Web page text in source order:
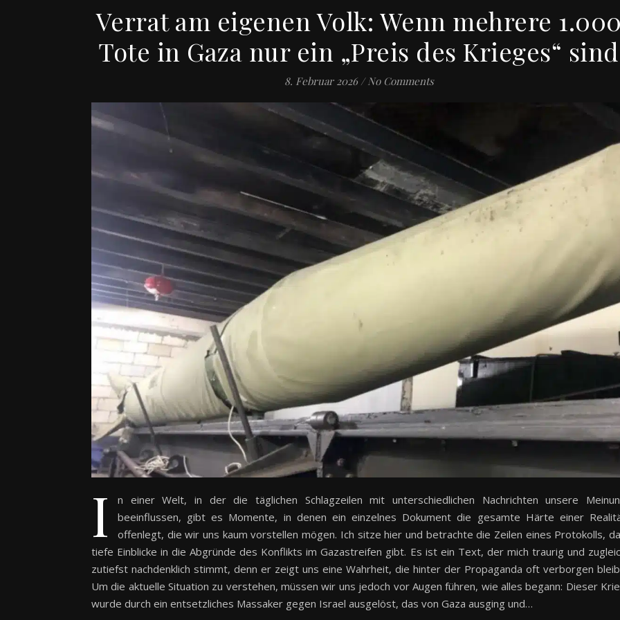
Verrat am eigenen Volk: Wenn mehrere
Tote in Gaza nur ein „Preis des Krieges“ sind
8. Februar 2026 / No Comments
I
n einer Welt, in der die täglichen Schlagzeilen mit unterschiedlichen Nachrichten unsere
beeinflussen, gibt es Momente, in denen ein einzelnes Dokument die gesamte Härte einer
offenlegt, die wir uns kaum vorstellen mögen. Ich sitze hier und betrachte die Zeilen eines Protokolls,
tiefe Einblicke in die Abgründe des Konflikts im Gazastreifen gibt. Es ist ein Text, der mich traurig und
zutiefst nachdenklich stimmt, denn er zeigt uns eine Wahrheit, die hinter der Propaganda oft verborgen
Um die aktuelle Situation zu verstehen, müssen wir uns jedoch vor Augen führen, wie alles begann: Dieser
wurde durch ein entsetzliches Massaker gegen Israel ausgelöst, das von Gaza ausging und…